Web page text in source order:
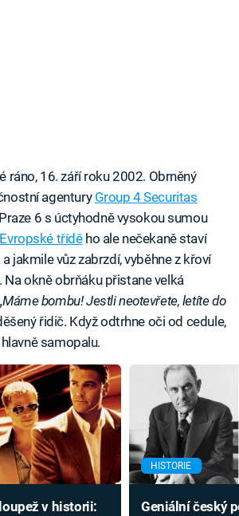
ráno, 16. září roku 2002. Obrněný
agenturyGroup 4 Securitas
6 s úctyhodně vysokou sumou
Evropské tříděho ale nečekaně staví
jakmile vůz zabrzdí, vyběhne z křoví
Na okně obrňáku přistane velká
Máme bombu! Jestli neotevřete, letíte do
řidič. Když odtrhne oči od cedule,
samopalu.
v historii:
HISTORIE
Geniální český